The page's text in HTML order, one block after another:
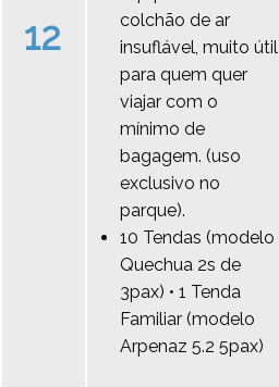
12
colchão de ar
insuflável, muito útil
para quem quer
viajar com o
mínimo de
bagagem. (uso
exclusivo no
parque).
10 Tendas (modelo
Quechua 2s de
3pax) • 1 Tenda
Familiar (modelo
Arpenaz 5.2 5pax)